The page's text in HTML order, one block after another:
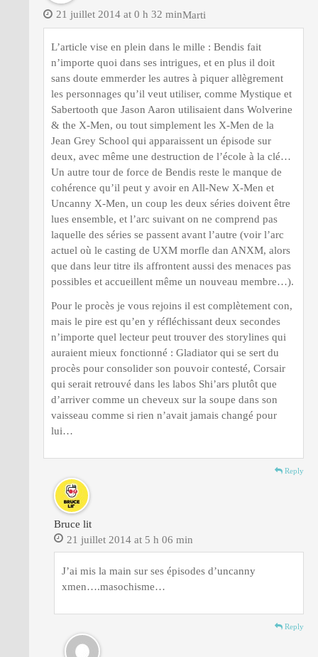
Marti
21 juillet 2014 at 0 h 32 min
L’article vise en plein dans le mille : Bendis fait
n’importe quoi dans ses intrigues, et en plus il doit
sans doute emmerder les autres à piquer allègrement
les personnages qu’il veut utiliser, comme Mystique et
Sabertooth que Jason Aaron utilisaient dans Wolverine
& the X-Men, ou tout simplement les X-Men de la
Jean Grey School qui apparaissent un épisode sur
deux, avec même une destruction de l’école à la clé…
Un autre tour de force de Bendis reste le manque de
cohérence qu’il peut y avoir en All-New X-Men et
Uncanny X-Men, un coup les deux séries doivent être
lues ensemble, et l’arc suivant on ne comprend pas
laquelle des séries se passent avant l’autre (voir l’arc
actuel où le casting de UXM morfle dan ANXM, alors
que dans leur titre ils affrontent aussi des menaces pas
possibles et accueillent même un nouveau membre…).
Pour le procès je vous rejoins il est complètement con,
mais le pire est qu’en y réfléchissant deux secondes
n’importe quel lecteur peut trouver des storylines qui
auraient mieux fonctionné : Gladiator qui se sert du
procès pour consolider son pouvoir contesté, Corsair
qui serait retrouvé dans les labos Shi’ars plutôt que
d’arriver comme un cheveux sur la soupe dans son
vaisseau comme si rien n’avait jamais changé pour
lui…
Reply
Bruce lit
21 juillet 2014 at 5 h 06 min
J’ai mis la main sur ses épisodes d’uncanny
xmen….masochisme…
Reply